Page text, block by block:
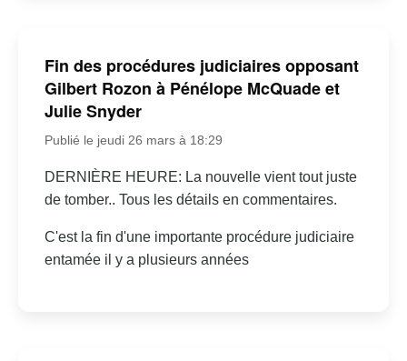
Fin des procédures judiciaires opposant
Gilbert Rozon à Pénélope McQuade et
Julie Snyder
Publié le jeudi 26 mars à 18:29
DERNIÈRE HEURE: La nouvelle vient tout juste
de tomber.. Tous les détails en commentaires.
C'est la fin d'une importante procédure judiciaire
entamée il y a plusieurs années